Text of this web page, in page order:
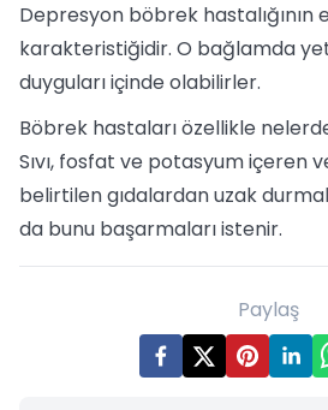
Depresyon böbrek hastalığının
karakteristiğidir. O bağlamda
duyguları içinde olabilirler.
Böbrek hastaları özellikle
Sıvı, fosfat ve potasyum içeren
belirtilen gıdalardan uzak
da bunu başarmaları istenir.
Paylaş